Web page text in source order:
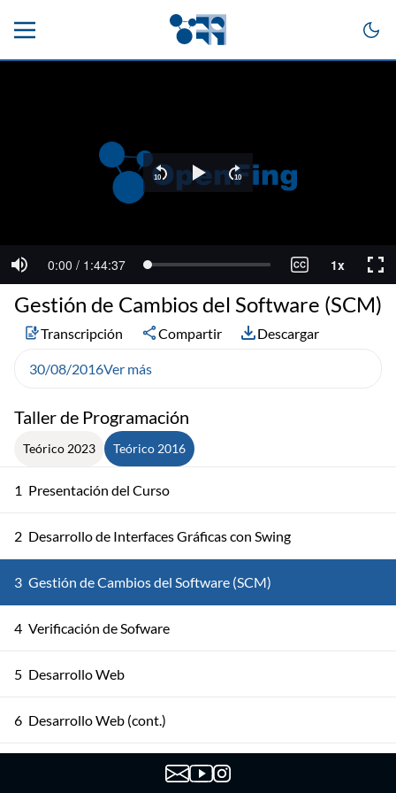
Taller de Programación
Teórico 2023 Teórico 2016
1 Presentación del Curso
2 Desarrollo de Interfaces Gráficas con Swing
3 Gestión de Cambios del Software (SCM)
4 Verificación de Sofware
5 Desarrollo Web
6 Desarrollo Web (cont.)
Introducción a Web Services
Gestión de Cambios del Software (SCM)
Transcripción Compartir Descargar
30/08/2016Ver más